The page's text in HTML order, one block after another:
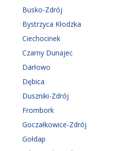
Busko-Zdrój
Bystrzyca Kłodzka
Ciechocinek
Czarny Dunajec
Darłowo
Dębica
Duszniki-Zdrój
Frombork
Goczałkowice-Zdrój
Gołdap